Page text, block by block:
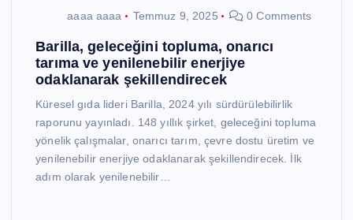
aaaa aaaa Temmuz 9, 2025 0 Comments
Barilla, geleceğini topluma, onarıcı
tarıma ve yenilenebilir enerjiye
odaklanarak şekillendirecek
Küresel gıda lideri Barilla, 2024 yılı sürdürülebilirlik
raporunu yayınladı. 148 yıllık şirket, geleceğini topluma
yönelik çalışmalar, onarıcı tarım, çevre dostu üretim ve
yenilenebilir enerjiye odaklanarak şekillendirecek. İlk
adım olarak yenilenebilir…